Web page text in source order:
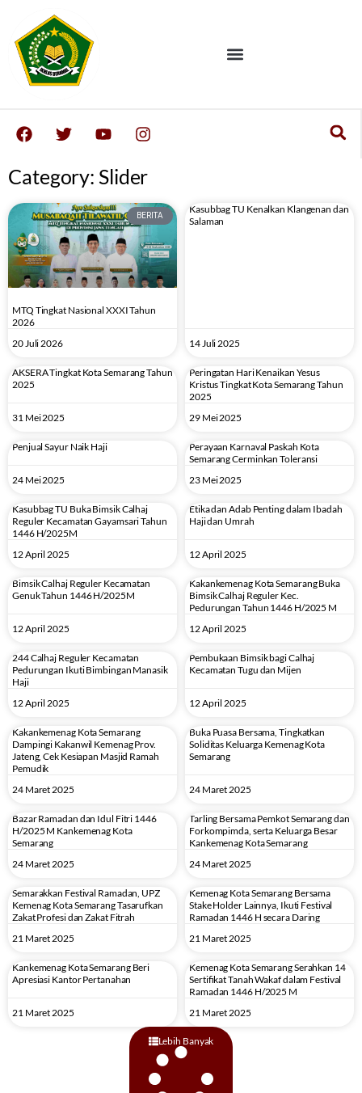
Category: Slider
BERITA
MTQ Tingkat Nasional XXXI Tahun
2026
20 Juli 2026
Kasubbag TU Kenalkan Klangenan dan
Salaman
14 Juli 2025
AKSERA Tingkat Kota Semarang Tahun
2025
31 Mei 2025
Peringatan Hari Kenaikan Yesus
Kristus Tingkat Kota Semarang Tahun
2025
29 Mei 2025
Penjual Sayur Naik Haji
24 Mei 2025
Perayaan Karnaval Paskah Kota
Semarang Cerminkan Toleransi
23 Mei 2025
Kasubbag TU Buka Bimsik Calhaj
Reguler Kecamatan Gayamsari Tahun
1446 H/2025M
12 April 2025
Etika dan Adab Penting dalam Ibadah
Haji dan Umrah
12 April 2025
Bimsik Calhaj Reguler Kecamatan
Genuk Tahun 1446 H/2025M
12 April 2025
Kakankemenag Kota Semarang Buka
Bimsik Calhaj Reguler Kec.
Pedurungan Tahun 1446 H/2025 M
12 April 2025
244 Calhaj Reguler Kecamatan
Pedurungan Ikuti Bimbingan Manasik
Haji
12 April 2025
Pembukaan Bimsik bagi Calhaj
Kecamatan Tugu dan Mijen
12 April 2025
Kakankemenag Kota Semarang
Dampingi Kakanwil Kemenag Prov.
Jateng, Cek Kesiapan Masjid Ramah
Pemudik
24 Maret 2025
Buka Puasa Bersama, Tingkatkan
Soliditas Keluarga Kemenag Kota
Semarang
24 Maret 2025
Bazar Ramadan dan Idul Fitri 1446
H/2025 M Kankemenag Kota
Semarang
24 Maret 2025
Tarling Bersama Pemkot Semarang dan
Forkompimda, serta Keluarga Besar
Kankemenag Kota Semarang
24 Maret 2025
Semarakkan Festival Ramadan, UPZ
Kemenag Kota Semarang Tasarufkan
Zakat Profesi dan Zakat Fitrah
21 Maret 2025
Kemenag Kota Semarang Bersama
Stake Holder Lainnya, Ikuti Festival
Ramadan 1446 H secara Daring
21 Maret 2025
Kankemenag Kota Semarang Beri
Apresiasi Kantor Pertanahan
21 Maret 2025
Kemenag Kota Semarang Serahkan 14
Sertifikat Tanah Wakaf dalam Festival
Ramadan 1446 H/2025 M
21 Maret 2025
Lebih Banyak